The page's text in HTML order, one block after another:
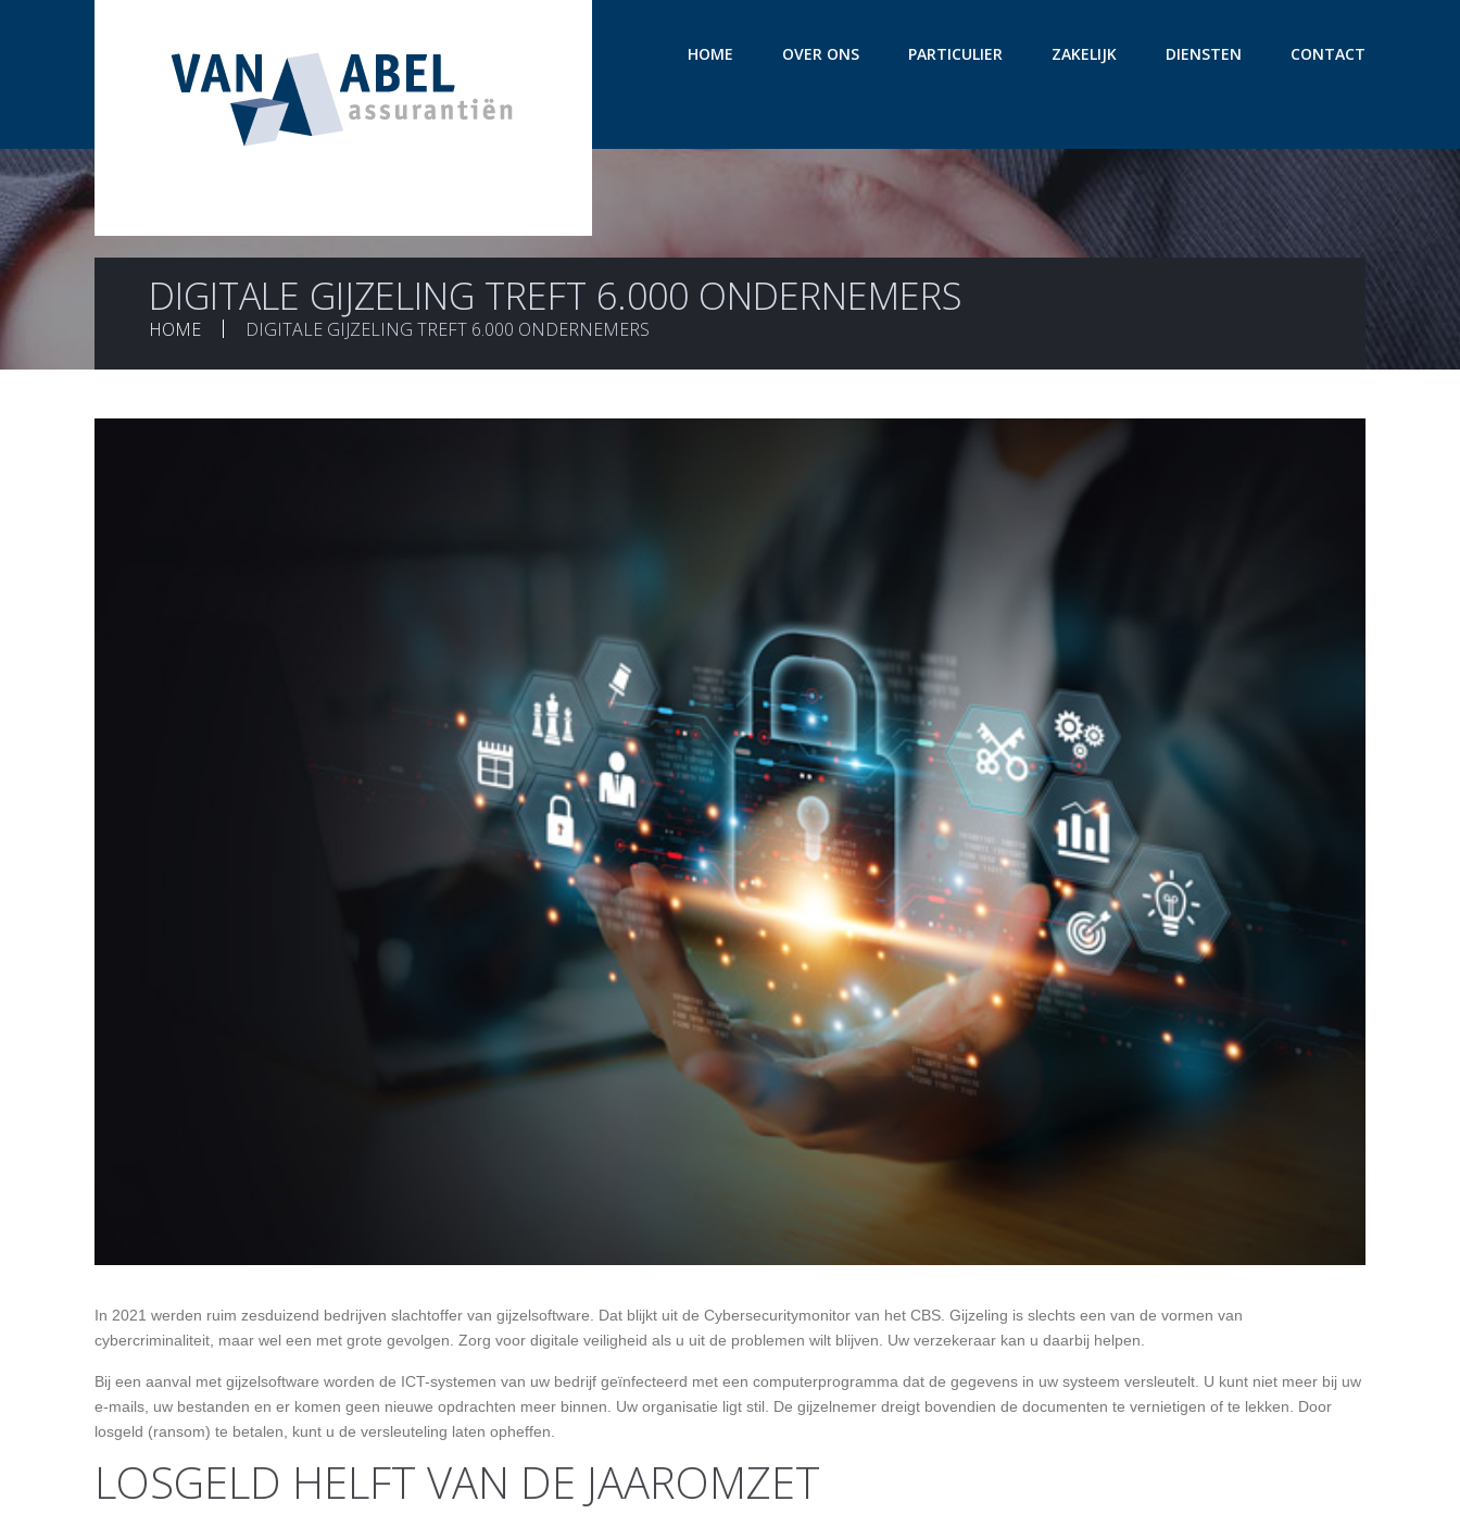
HOME OVER ONS PARTICULIER ZAKELIJK DIENSTEN CONTACT
DIGITALE GIJZELING TREFT 6.000 ONDERNEMERS
HOME DIGITALE GIJZELING TREFT 6.000 ONDERNEMERS
In 2021 werden ruim zesduizend bedrijven slachtoffer van gijzelsoftware. Dat blijkt uit de Cybersecuritymonitor van het CBS. Gijzeling is slechts een van de vormen van
cybercriminaliteit, maar wel een met grote gevolgen. Zorg voor digitale veiligheid als u uit de problemen wilt blijven. Uw verzekeraar kan u daarbij helpen.
Bij een aanval met gijzelsoftware worden de ICT-systemen van uw bedrijf geïnfecteerd met een computerprogramma dat de gegevens in uw systeem versleutelt. U kunt niet meer bij uw
e-mails, uw bestanden en er komen geen nieuwe opdrachten meer binnen. Uw organisatie ligt stil. De gijzelnemer dreigt bovendien de documenten te vernietigen of te lekken. Door
losgeld (ransom) te betalen, kunt u de versleuteling laten opheffen.
LOSGELD HELFT VAN DE JAAROMZET